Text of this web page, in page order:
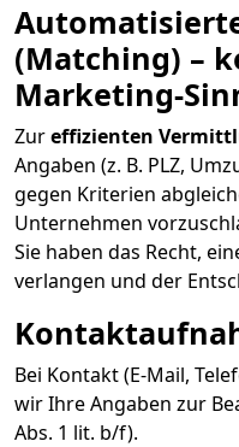
(Matching) –
Marketing-
Zureffizienten
Angaben (z. B. PLZ,
gegen Kriterien
Unternehmen
Sie haben das Recht,
verlangen und der
Bei Kontakt (E-Mail,
wir Ihre Angaben zur
Abs. 1 lit. b/f).